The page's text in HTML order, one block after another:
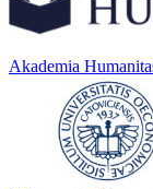
Akademia